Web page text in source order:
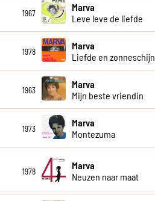
1967
Marva
Leve leve de liefde
1978
Marva
Liefde en zonneschijn
1963
Marva
Mijn beste vriendin
1973
Marva
Montezuma
1978
Marva
Neuzen naar maat